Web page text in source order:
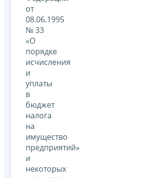
от
08.06.1995
№ 33
«О
порядке
исчисления
и
уплаты
в
бюджет
налога
на
имущество
предприятий»
и
некоторых